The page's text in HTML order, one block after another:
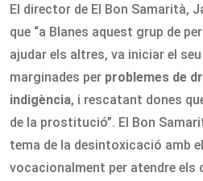
El director de El Bon Samarità,
que “a Blanes aquest grup de
ajudar els altres, va iniciar el
marginades per problemes de
indigència, i rescatant dones
de la prostitució”. El Bon
tema de la desintoxicació amb
vocacionalment per atendre els